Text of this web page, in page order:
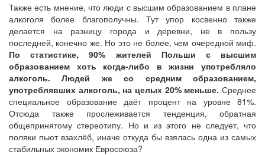
Также есть мнение, что люди с высшим образованием в плане
алкоголя более благополучны. Тут упор косвенно также
делается на разницу города и деревни, не в пользу
последней, конечно же. Но это не более, чем очередной миф.
По статистике, 90% жителей Польши с высшим
образованием хоть когда-либо в жизни употребляло
алкоголь. Людей же со средним образованием,
употреблявших алкоголь, на целых 20% меньше. Среднее
специальное образование даёт процент на уровне 81%.
Отсюда также прослеживается тенденция, обратная
общепринятому стереотипу. Но и из этого не следует, что
поляки пьют взахлёб, иначе откуда бы взялась одна из самых
стабильных экономик Евросоюза?